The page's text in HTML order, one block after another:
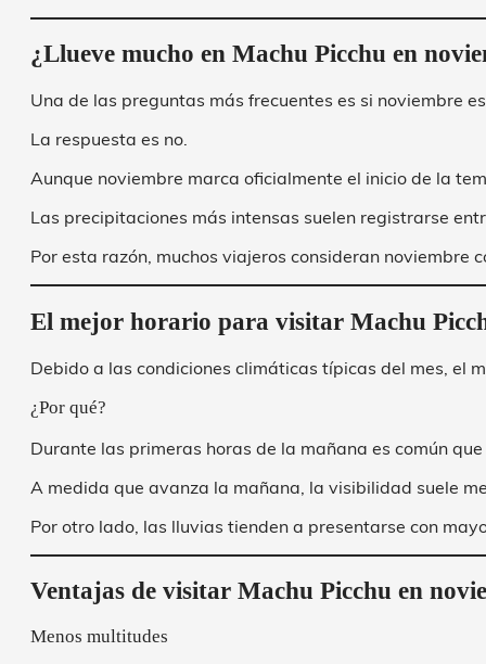
¿Llueve mucho en Machu Picchu en
Una de las preguntas más frecuentes es si noviembre
La respuesta es no.
Aunque noviembre marca oficialmente el inicio de la
Las precipitaciones más intensas suelen registrarse
Por esta razón, muchos viajeros consideran
El mejor horario para visitar Machu
Debido a las condiciones climáticas típicas del mes, el
¿Por qué?
Durante las primeras horas de la mañana es común
A medida que avanza la mañana, la visibilidad suele
Por otro lado, las lluvias tienden a presentarse con
Ventajas de visitar Machu Picchu en
Menos multitudes